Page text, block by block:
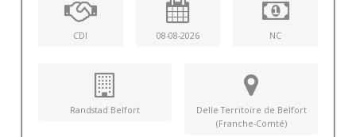
CDI 08-08-2026 NC
Randstad Belfort
Delle Territoire de Belfort
(Franche-Comté)